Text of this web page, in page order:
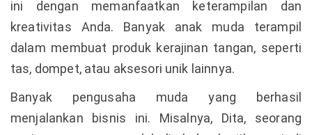
ini dengan memanfaatkan keterampilan dan
kreativitas Anda. Banyak anak muda terampil
dalam membuat produk kerajinan tangan, seperti
tas, dompet, atau aksesori unik lainnya.
Banyak pengusaha muda yang berhasil
menjalankan bisnis ini. Misalnya, Dita, seorang